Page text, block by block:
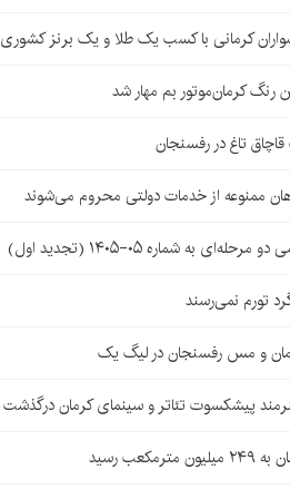
کرمانی با کسب یک طلا و یک برنز کشوری
کرمان‌موتور بم مهار شد
ممنوعه از خدمات دولتی محروم می‌شوند
به شماره ۰۵-۱۴۰۵ (تجدید اول)
گرد تورم نمی‌رسند
و مس رفسنجان در لیگ یک
پیشکسوت تئاتر و سینمای کرمان درگذشت
رسید